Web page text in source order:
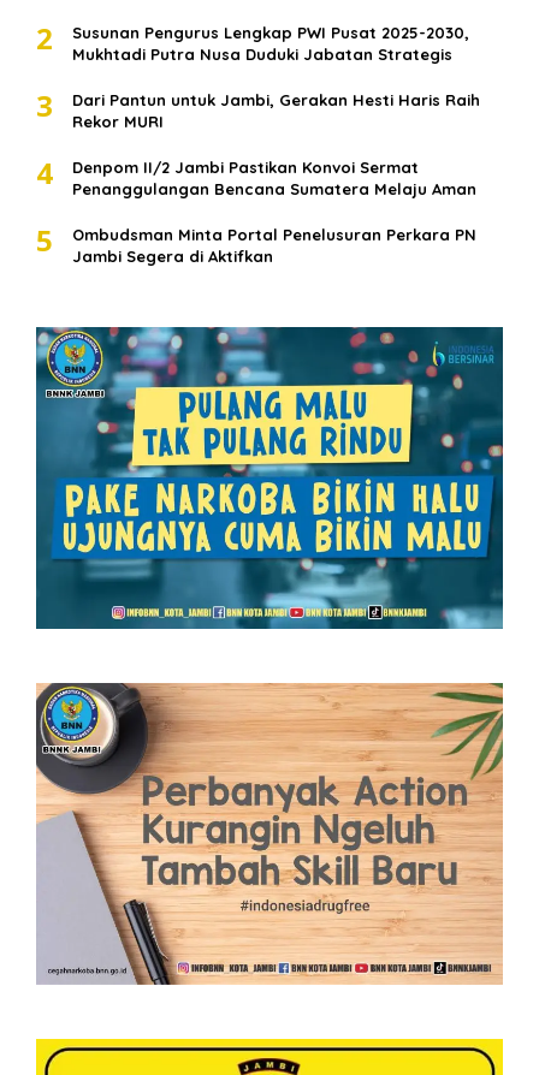
2
Susunan Pengurus Lengkap PWI Pusat 2025-2030,
Mukhtadi Putra Nusa Duduki Jabatan Strategis
3
Dari Pantun untuk Jambi, Gerakan Hesti Haris Raih
Rekor MURI
4
Denpom II/2 Jambi Pastikan Konvoi Sermat
Penanggulangan Bencana Sumatera Melaju Aman
5
Ombudsman Minta Portal Penelusuran Perkara PN
Jambi Segera di Aktifkan